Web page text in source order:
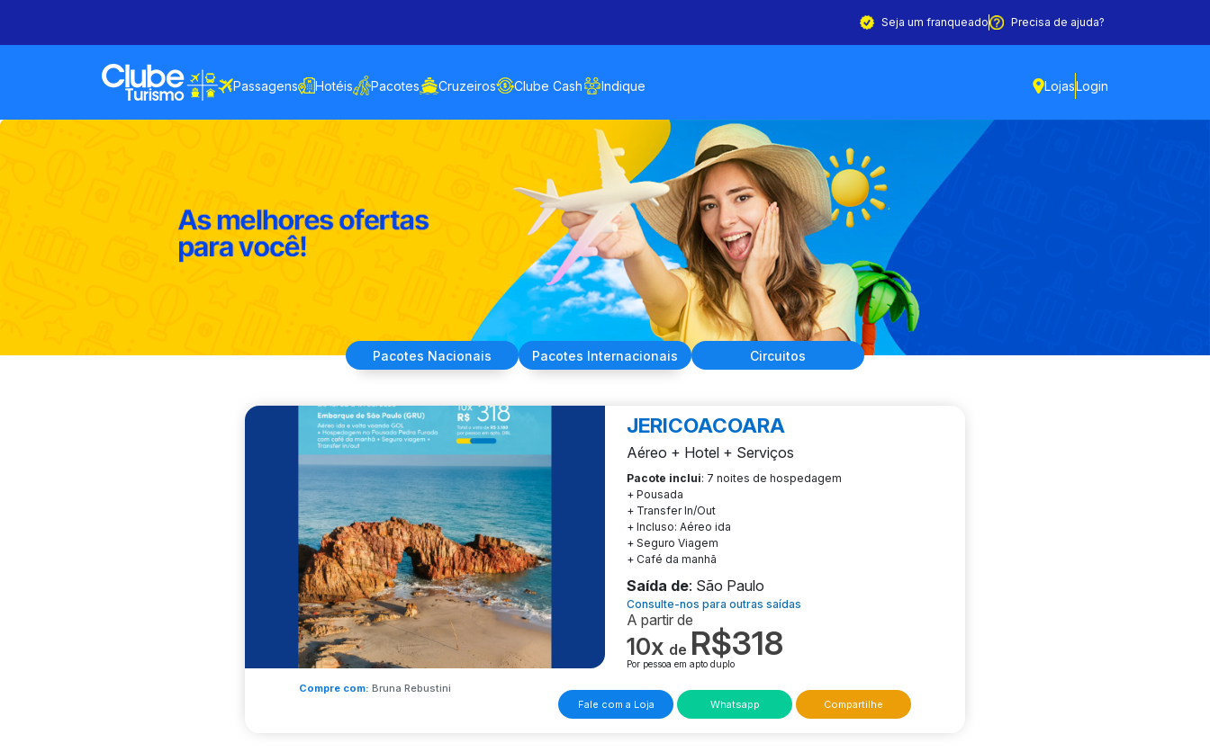
Seja um franqueado Precisa de ajuda?
Passagens Hotéis Pacotes Cruzeiros Clube Cash Indique LojasLogin
Pacotes Nacionais Pacotes Internacionais Circuitos
JERICOACOARA
Aéreo + Hotel + Serviços
Pacote inclui: 7 noites de hospedagem
+ Pousada
+ Transfer In/Out
+ Incluso: Aéreo ida
+ Seguro Viagem
+ Café da manhã
Saída de: São Paulo
Consulte-nos para outras saídas
A partir de
10x de R$318
Por pessoa em apto duplo
Compre com: Bruna Rebustini
Fale com a Loja
Whatsapp Compartilhe